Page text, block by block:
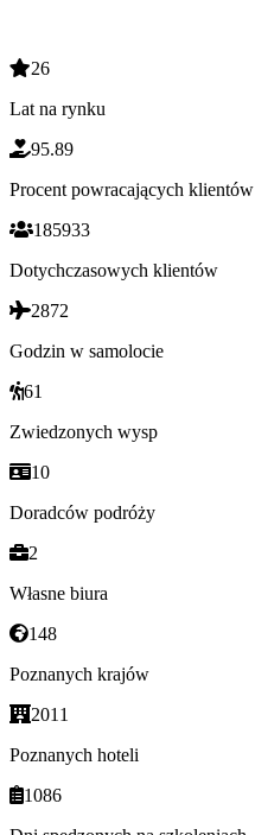
26
Lat na rynku
95.89
Procent powracających klientów
185933
Dotychczasowych klientów
2872
Godzin w samolocie
61
Zwiedzonych wysp
10
Doradców podróży
2
Własne biura
148
Poznanych krajów
2011
Poznanych hoteli
1086